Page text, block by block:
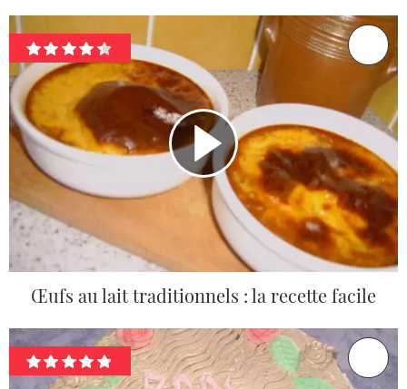
Œufs au lait traditionnels : la recette facile